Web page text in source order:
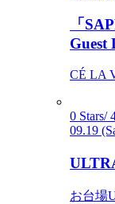
「
Guest
CÉ LA
0 Stars/
09.19
お台場